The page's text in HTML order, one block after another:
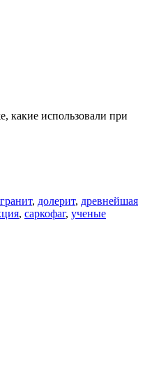
какие использовали при
гранит, долерит, древнейшая
, саркофаг, ученые